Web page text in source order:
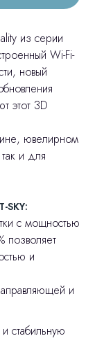
из серии
Wi-Fi-
новый
этот 3D
ювелирном
и для
SKY:
с мощностью
позволяет
и
и
стабильную